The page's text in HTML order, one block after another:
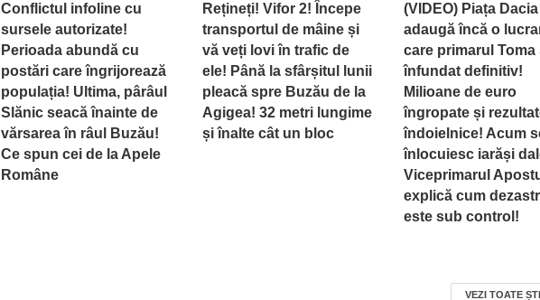
Conflictul infoline cu
sursele autorizate!
Perioada abundă cu
postări care îngrijorează
populația! Ultima, pârâul
Slănic seacă înainte de
vărsarea în râul Buzău!
Ce spun cei de la Apele
Române
Rețineți! Vifor 2! Începe
transportul de mâine și
vă veți lovi în trafic de
ele! Până la sfârșitul lunii
pleacă spre Buzău de la
Agigea! 32 metri lungime
și înalte cât un bloc
(VIDEO) Piața Dacia
adaugă încă o
care primarul Toma
înfundat definitiv!
Milioane de euro
îngropate și
îndoielnice! Acum
înlocuiesc iarăși
Viceprimarul
explică cum
este sub control!
VEZI TOATE